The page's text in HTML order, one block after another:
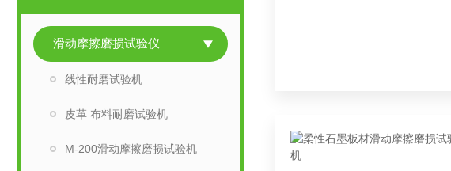
滑动摩擦磨损试验仪
线性耐磨试验机
皮革 布料耐磨试验机
M-200滑动摩擦磨损试验机